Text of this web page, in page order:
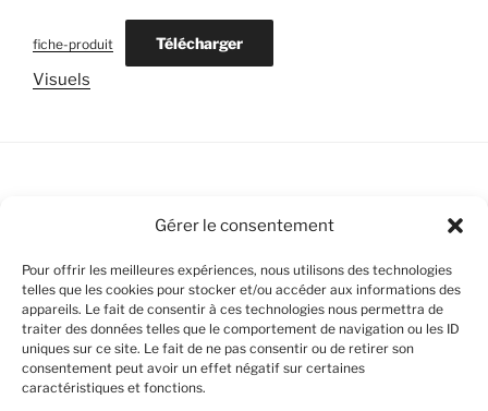
Gérer le consentement
Pour offrir les meilleures expériences, nous utilisons des technologies
telles que les cookies pour stocker et/ou accéder aux informations des
appareils. Le fait de consentir à ces technologies nous permettra de
traiter des données telles que le comportement de navigation ou les ID
uniques sur ce site. Le fait de ne pas consentir ou de retirer son
consentement peut avoir un effet négatif sur certaines
caractéristiques et fonctions.
fiche-produit Télécharger
Visuels
Bankiiiz Editions / Cool and Fresh Games
Politique de cookies (UE)
Avertissements Légaux